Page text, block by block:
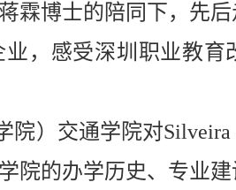
霖博士的陪同下，先
，感受深圳职业教育
）交通学院对Silveira
院的办学历史、专业